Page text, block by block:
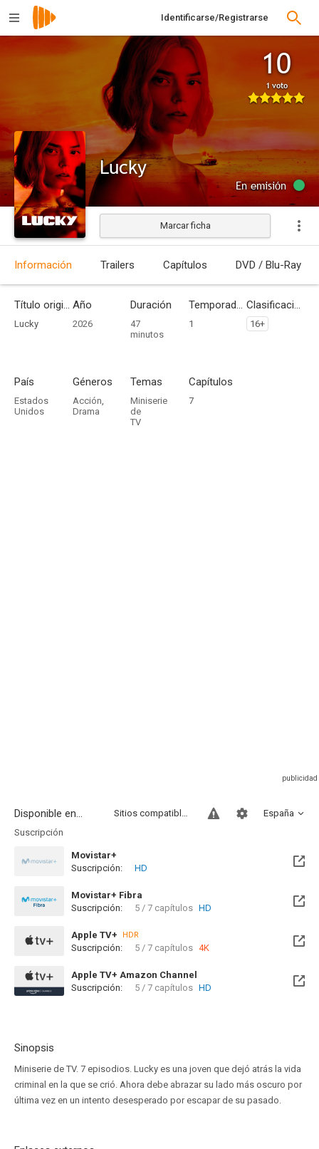
Identificarse/Registrarse
10
1 voto
Lucky
En emisión
Marcar ficha
Información Trailers Capítulos DVD / Blu-Ray
Título original
Lucky
Año
2026
Duración
47
minutos
Temporadas
1
Clasificación por edades
16+
País
Estados
Unidos
Géneros
Acción,
Drama
Temas
Miniserie
de
TV
Capítulos
7
Disponible en... España
Sitios compatibles
Suscripción
Movistar+
Próximamente. A partir del Mié, 12 Ago 2026 (En 6 días)
Suscripción: HD
Movistar+ Fibra
Disponible hasta el Lun, 31 Ene 2028 (Queda 1 año)
Suscripción: 5 / 7 capítulos HD
Apple TV+ HDR
Suscripción: 5 / 7 capítulos 4K
Apple TV+ Amazon Channel
Suscripción:
5 / 7 capítulos HD
Sinopsis
Miniserie de TV. 7 episodios. Lucky es una joven que dejó atrás la vida
criminal en la que se crió. Ahora debe abrazar su lado más oscuro por
última vez en un intento desesperado por escapar de su pasado.